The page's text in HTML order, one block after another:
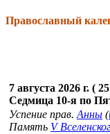
Православный
7 августа 2026 г. (
Седмица 10-я по
Успение прав. Анны (
Память V